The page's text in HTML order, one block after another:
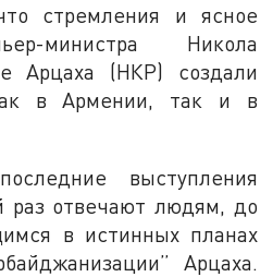
стремления и ясное
министра Никола
Арцаха (НКР) создали
в Армении, так и в
выступления
раз отвечают людям, до
в истинных планах
Арцаха.